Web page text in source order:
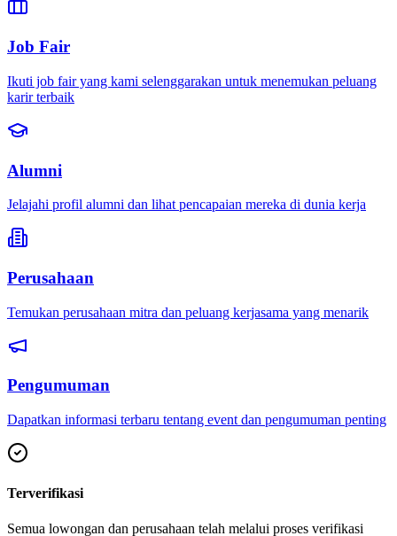
Job Fair
Ikuti job fair yang kami selenggarakan untuk menemukan peluang
karir terbaik
Alumni
Jelajahi profil alumni dan lihat pencapaian mereka di dunia kerja
Perusahaan
Temukan perusahaan mitra dan peluang kerjasama yang menarik
Pengumuman
Dapatkan informasi terbaru tentang event dan pengumuman penting
Terverifikasi
Semua lowongan dan perusahaan telah melalui proses verifikasi